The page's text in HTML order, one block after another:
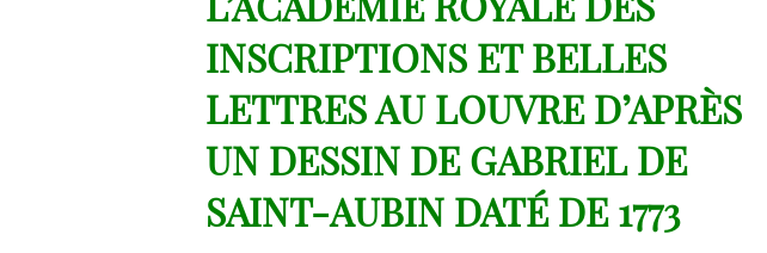
INSCRIPTIONS ET BELLES
LETTRES AU LOUVRE D’APRÈS
UN DESSIN DE GABRIEL DE
SAINT-AUBIN DATÉ DE 1773